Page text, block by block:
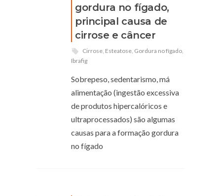
gordura no fígado,
principal causa de
cirrose e câncer
Cirrose, Esteatose, Gordura no fígado,
Ibrafig
Sobrepeso, sedentarismo, má
alimentação (ingestão excessiva
de produtos hipercalóricos e
ultraprocessados) são algumas
causas para a formação gordura
no fígado